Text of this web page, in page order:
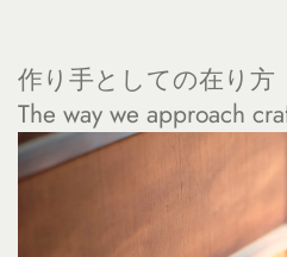
作り手としての在り方
The way we approach